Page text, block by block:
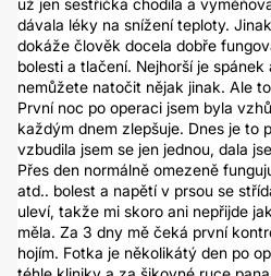
už jen sestřička chodila a
dávala léky na snížení teploty.
dokáže člověk docela dobře
bolesti a tlačení. Nejhorší je
nemůžete natočit nějak jinak. Ale
První noc po operaci jsem byla
každým dnem zlepšuje. Dnes je to
vzbudila jsem se jen jednou, dala
Přes den normálně omezeně
atd.. bolest a napětí v prsou se
uleví, takže mi skoro ani nepřijde
měla. Za 3 dny mě čeká první
hojím. Fotka je několikátý den po